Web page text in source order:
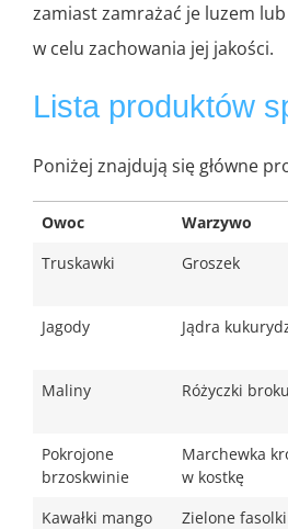
zamiast zamrażać je luzem
w celu zachowania jej jakości.
Lista produktów
Poniżej znajdują się główne
Owoc Warzywo
Truskawki
Groszek
Jagody
Jądra
Maliny
Różyczki
Pokrojone
brzoskwinie
Marchewka
w kostkę
Kawałki mango
Zielone fasolki